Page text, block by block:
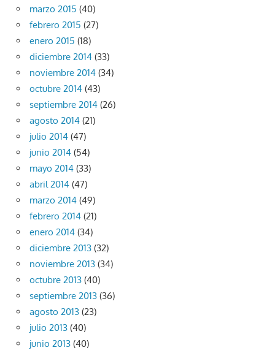
marzo 2015 (40)
febrero 2015 (27)
enero 2015 (18)
diciembre 2014 (33)
noviembre 2014 (34)
octubre 2014 (43)
septiembre 2014 (26)
agosto 2014 (21)
julio 2014 (47)
junio 2014 (54)
mayo 2014 (33)
abril 2014 (47)
marzo 2014 (49)
febrero 2014 (21)
enero 2014 (34)
diciembre 2013 (32)
noviembre 2013 (34)
octubre 2013 (40)
septiembre 2013 (36)
agosto 2013 (23)
julio 2013 (40)
junio 2013 (40)